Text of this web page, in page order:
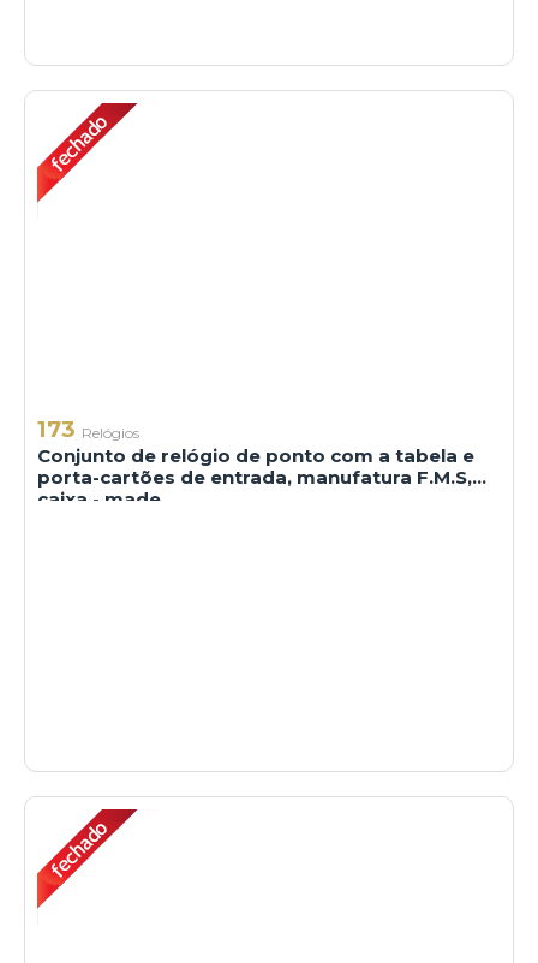
173 Relógios
Conjunto de relógio de ponto com a tabela e
porta-cartões de entrada, manufatura F.M.S,
caixa - made